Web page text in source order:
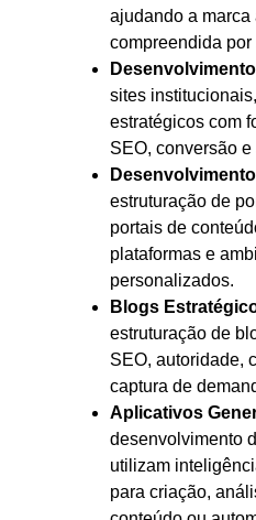
ajudando a marca
compreendida por
sites
estratégicos com
SEO, conversão
estruturação de
portais de
plataformas e
personalizados.
Blogs
estruturação de
SEO, autoridade,
captura de
Aplicativos
desenvolvimento
utilizam
para criação,